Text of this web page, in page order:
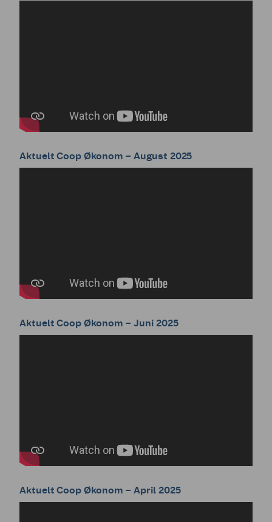
Aktuelt Coop Økonom – August 2025
Aktuelt Coop Økonom – Juni 2025
Aktuelt Coop Økonom – April 2025